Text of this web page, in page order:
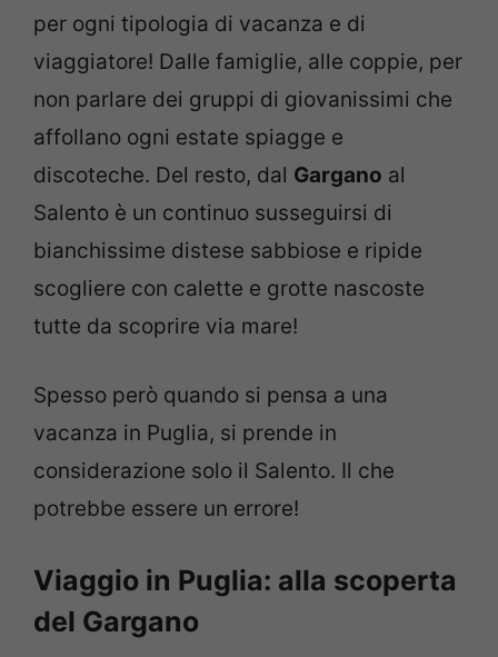
per ogni tipologia di vacanza e di
viaggiatore! Dalle famiglie, alle coppie, per
non parlare dei gruppi di giovanissimi che
affollano ogni estate spiagge e
discoteche. Del resto, dal Gargano al
Salento è un continuo susseguirsi di
bianchissime distese sabbiose e ripide
scogliere con calette e grotte nascoste
tutte da scoprire via mare!
Spesso però quando si pensa a una
vacanza in Puglia, si prende in
considerazione solo il Salento. Il che
potrebbe essere un errore!
Viaggio in Puglia: alla scoperta
del Gargano